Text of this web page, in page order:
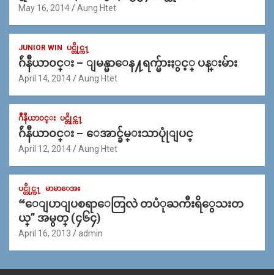
May 16, 2014 Aung Htet
JUNIOR WIN ပင္တိုင္က႑
ဂ်ဴနီယာ၀င္း – ျမန္မာေန႔ရက္မ်ားႏွင့္ ပန္းမ်ား
April 14, 2014 Aung Htet
ဂ်ဳနီယာ၀င္း ပင္တိုင္က႑
ဂ်ဴနီယာ၀င္း – ေအာင္ခ်မ္းသာပုုံျပင္
April 12, 2014 Aung Htet
ပင္တိုင္က႑ မာမာေအး
“ေျပာျပစရာေတြလဲ တပံုႀကီးရိွေသးတ
ယ္” အမွတ္ (၄၆၄)
April 16, 2013 admin